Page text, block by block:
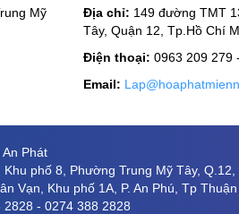
Mỹ
Địa chỉ: 149 đường TMT
Tây, Quận 12, Tp.Hồ Chí
Điện thoại:0963 209 279
Email:
Phát
phố 8, Phường Trung Mỹ Tây, Q.12,
Vạn, Khu phố 1A, P. An Phú, Tp
- 0274 388 2828